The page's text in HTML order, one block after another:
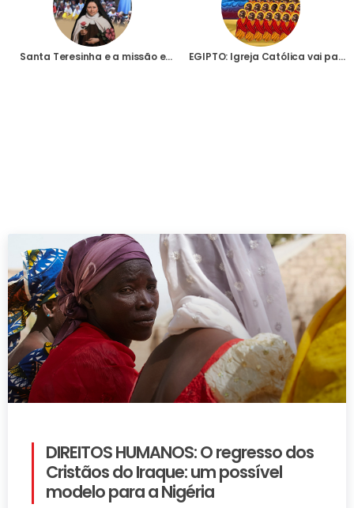
Santa Teresinha e a missão em Msamba, na Tanzânia EGIPTO: Igreja Católica vai passar a celebrar os mártires coptas assassinados na Líbia em 2015
DIREITOS HUMANOS: O regresso dos
Cristãos do Iraque: um possível
modelo para a Nigéria